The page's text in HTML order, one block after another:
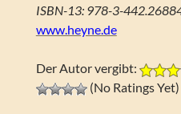
ISBN-13: 978-3-
www.heyne.de
Der Autor vergibt:
(No Ratings Yet)